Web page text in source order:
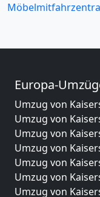
Europa-
Umzug von
Umzug von
Umzug von
Umzug von
Umzug von
Umzug von
Umzug von